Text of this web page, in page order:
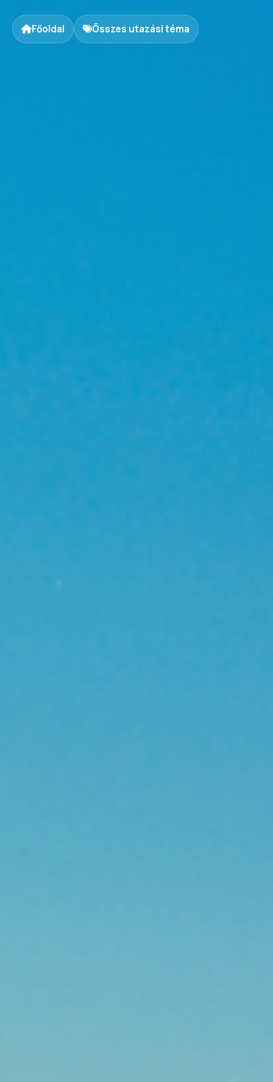
Főoldal Összes utazási téma